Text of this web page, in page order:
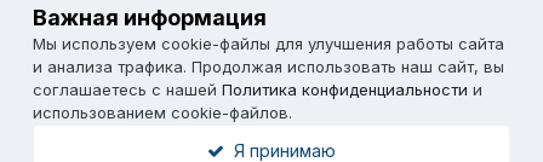
Важная информация
Мы используем cookie-файлы для улучшения работы сайта
и анализа трафика. Продолжая использовать наш сайт, вы
соглашаетесь с нашей Политика конфиденциальности и
использованием cookie-файлов.
Я принимаю